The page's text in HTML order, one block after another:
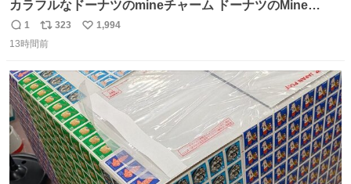
カラフルなドーナツのmineチャーム ドーナツのMine
charm マインチャーム fumuo.jp/view/item/0000…
返
信
1
リ
ポ
ト
数
323
い
数
1,994
13時間前